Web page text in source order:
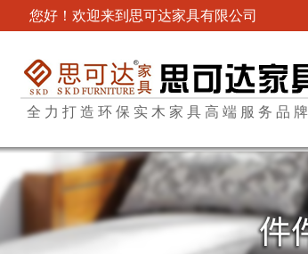
您好！欢迎来到思可达家具有限公司
全力打造环保实木家具高端服务品牌